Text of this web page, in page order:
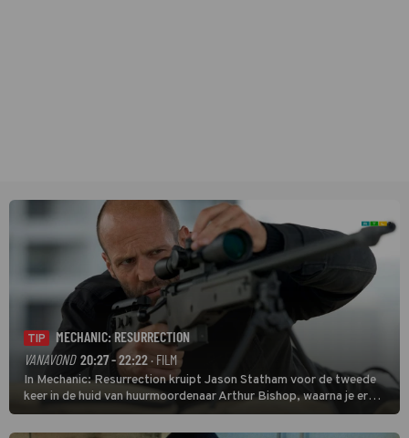
TIP
MECHANIC: RESURRECTION
VANAVOND 20:27 - 22:22· FILM
In Mechanic: Resurrection kruipt Jason Statham voor de tweede
keer in de huid van huurmoordenaar Arthur Bishop, waarna je er
donder op kunt zeggen dat er van Bishops geplande pensioen niet
veel terechtkomt.